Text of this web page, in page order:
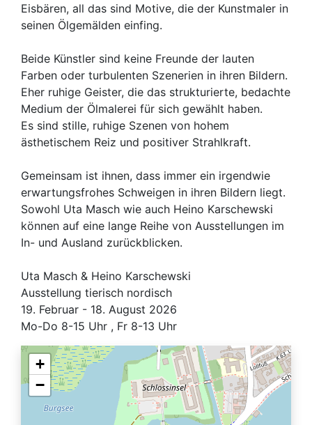
Eisbären, all das sind Motive, die der Kunstmaler in
seinen Ölgemälden einfing.
Beide Künstler sind keine Freunde der lauten
Farben oder turbulenten Szenerien in ihren Bildern.
Eher ruhige Geister, die das strukturierte, bedachte
Medium der Ölmalerei für sich gewählt haben.
Es sind stille, ruhige Szenen von hohem
ästhetischem Reiz und positiver Strahlkraft.
Gemeinsam ist ihnen, dass immer ein irgendwie
erwartungsfrohes Schweigen in ihren Bildern liegt.
Sowohl Uta Masch wie auch Heino Karschewski
können auf eine lange Reihe von Ausstellungen im
In- und Ausland zurückblicken.
Uta Masch & Heino Karschewski
Ausstellung tierisch nordisch
19. Februar - 18. August 2026
Mo-Do 8-15 Uhr , Fr 8-13 Uhr
+
−